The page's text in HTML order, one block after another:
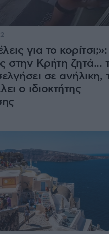
για το κορίτσι;»:
στην Κρήτη ζητά...
σε ανήλικη,
ο ιδιοκτήτης